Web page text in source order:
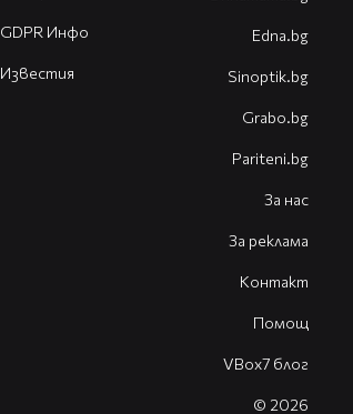
GDPR Инфо
Известия
Edna.bg
Sinoptik.bg
Grabo.bg
Pariteni.bg
За нас
За реклама
Контакт
Помощ
VBox7 блог
© 2026